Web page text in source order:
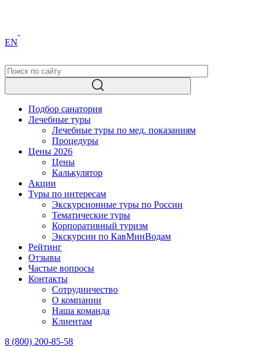
EN
Подбор санатория
Лечебные туры
Лечебные туры по мед. показаниям
Процедуры
Цены 2026
Цены
Калькулятор
Акции
Туры по интересам
Экскурсионные туры по России
Тематические туры
Корпоративный туризм
Экскурсии по КавМинВодам
Рейтинг
Отзывы
Частые вопросы
Контакты
Сотрудничество
О компании
Наша команда
Клиентам
8 (800) 200-85-58